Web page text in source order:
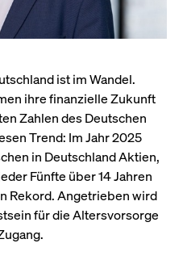
Zugang zu einem
Ausführung
ist im Wandel.
ihre finanzielle Zukunft
Zahlen des Deutschen
Trend: Im Jahr 2025
in Deutschland Aktien,
Fünfte über 14 Jahren
Rekord. Angetrieben wird
für die Altersvorsorge
www.cashmarket.deutsche-
Session
CookieScript
boerse.com
1 Jahr